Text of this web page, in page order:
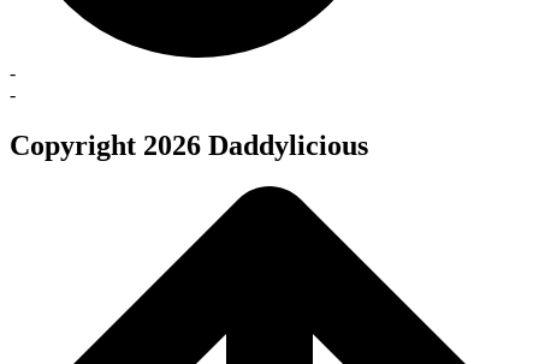
-
-
Copyright 2026 Daddylicious